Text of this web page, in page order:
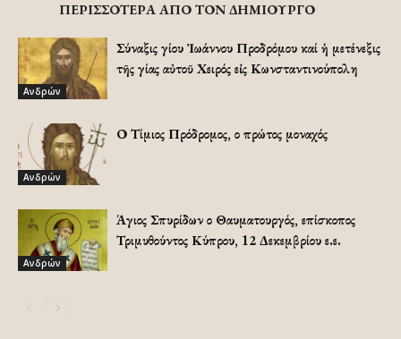
ΠΕΡΙΣΣΟΤΕΡΑ ΑΠΟ ΤΟΝ ΔΗΜΙΟΥΡΓΟ
Ανδρών
Σύναξις Ἁγίου Ἰωάννου Προδρόμου καί ἡ μετένεξις
τῆς Ἁγίας αὐτοῦ Χειρός εἰς Κωνσταντινούπολη
Ανδρών
Ο Τίμιος Πρόδρομος, ο πρώτος μοναχός
Ανδρών
Άγιος Σπυρίδων ο Θαυματουργός, επίσκοπος
Τριμυθούντος Κύπρου, 12 Δεκεμβρίου ε.ε.